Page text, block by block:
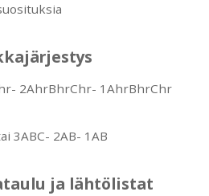
2AhrBhrChr- 1AhrBhrChr
3ABC- 2AB- 1AB
ja lähtölistat